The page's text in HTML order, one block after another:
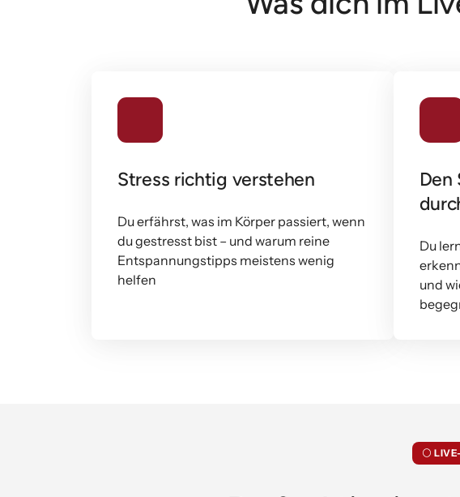
Stress richtig verstehen
Du erfährst, was im Körper passiert, wenn
du gestresst bist – und warum reine
Entspannungstipps meistens wenig
helfen
Den
Du
und
⚪